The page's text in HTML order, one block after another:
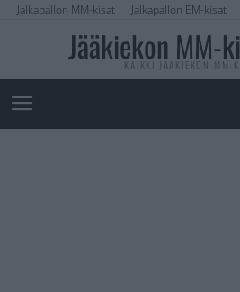
Jalkapallon MM-kisat Jalkapallon EM-kisat
Jääkiekon MM-
KAIKKI JÄÄKIEKON MM-